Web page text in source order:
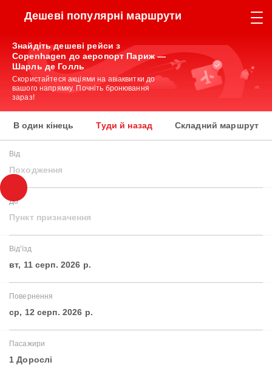
Дешеві популярні маршрути
Знайдіть дешеві рейси з
Copenhagen до аеропорт Париж —
Шарль де Голль
Скористайтеся акціями на авіаквитки до
вашого напрямку. Почніть бронювання
зараз!
В один кінець Туди й назад Складний маршрут
Від
Походження
До
Пункт призначення
Від'їзд
вт, 11 серп. 2026 р.
Повернення
ср, 12 серп. 2026 р.
Пасажири
1 Дорослі